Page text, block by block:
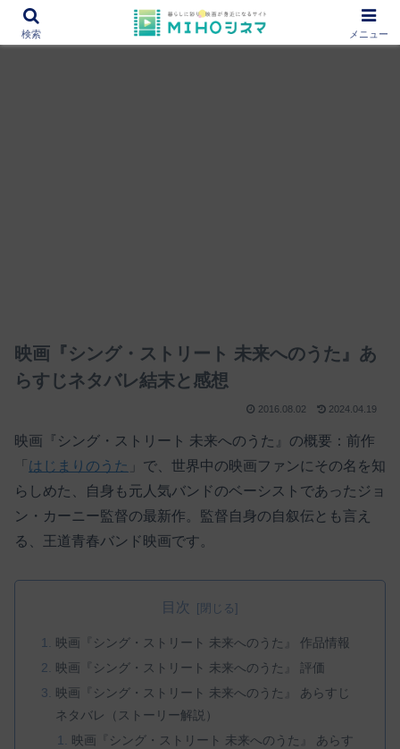
12000作品を紹介！あなたの映画図書館『MIHOシネマ』
映画『シング・ストリート 未来へのうた』あ
らすじネタバレ結末と感想
2016.08.02 2024.04.19
映画『シング・ストリート 未来へのうた』の概要：前作
「 はじまりのうた 」で、世界中の映画ファンにその名を知
らしめた、自身も元人気バンドのベーシストであったジョ
ン・カーニー監督の最新作。監督自身の自叙伝とも言え
る、王道青春バンド映画です。
目次
映画『シング・ストリート 未来へのうた』 作品情報
映画『シング・ストリート 未来へのうた』 評価
映画『シング・ストリート 未来へのうた』 あらすじ
ネタバレ（ストーリー解説）
映画『シング・ストリート 未来へのうた』 あらす
検索 メニュー